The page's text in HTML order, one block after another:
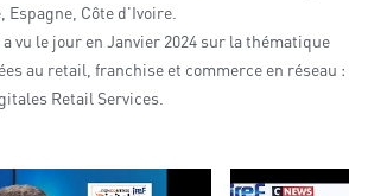
Espagne, Côte d'Ivoire.
vu le jour en Janvier 2024 sur la thématique
au retail, franchise et commerce en réseau :
Retail Services.